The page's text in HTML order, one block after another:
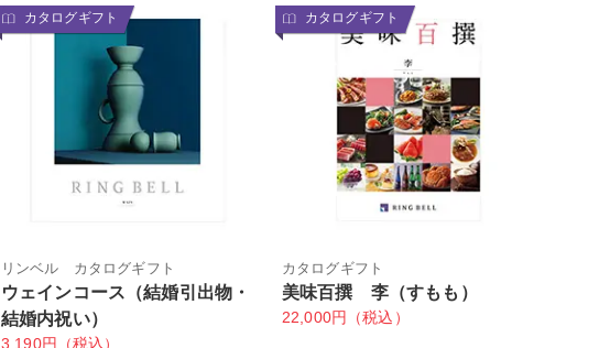
カタログギフト
リンベル カタログギフト
ウェインコース（結婚引出物・
結婚内祝い）
3,190円（税込）
カタログギフト
カタログギフト
美味百撰 李（すもも）
22,000円（税込）